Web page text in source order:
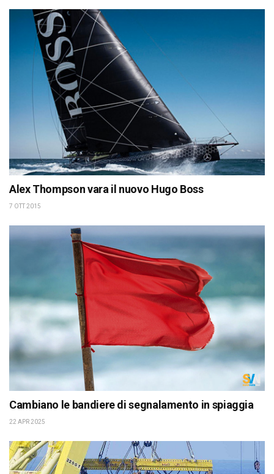
Alex Thompson vara il nuovo Hugo Boss
7 OTT 2015
Cambiano le bandiere di segnalamento in spiaggia
22 APR 2025